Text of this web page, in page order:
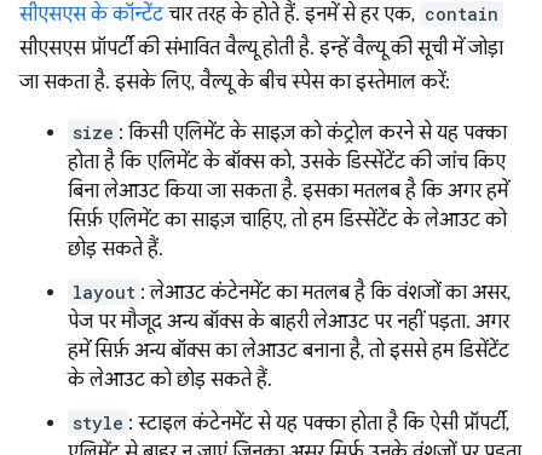
सीएसएस के कॉन्टेंटचार तरह के होते हैं. इनमें से हर एक, contain
सीएसएस प्रॉपर्टी की संभावित वैल्यू होती है. इन्हें वैल्यू की सूची में जोड़ा
जा सकता है. इसके लिए, वैल्यू के बीच स्पेस का इस्तेमाल करें:
size : किसी एलिमेंट के साइज़ को कंट्रोल करने से यह पक्का
होता है कि एलिमेंट के बॉक्स को, उसके डिस्सेंटेंट की जांच किए
बिना लेआउट किया जा सकता है. इसका मतलब है कि अगर हमें
सिर्फ़ एलिमेंट का साइज़ चाहिए, तो हम डिस्सेंटेंट के लेआउट को
छोड़ सकते हैं.
layout : लेआउट कंटेनमेंट का मतलब है कि वंशजों का असर,
पेज पर मौजूद अन्य बॉक्स के बाहरी लेआउट पर नहीं पड़ता. अगर
हमें सिर्फ़ अन्य बॉक्स का लेआउट बनाना है, तो इससे हम डिसेंटेंट
के लेआउट को छोड़ सकते हैं.
style : स्टाइल कंटेनमेंट से यह पक्का होता है कि ऐसी प्रॉपर्टी,